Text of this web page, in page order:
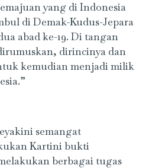
yang di Indonesia
di Demak-Kudus-Jepara
abad ke-19. Di tangan
dirincinya dan
kemudian menjadi milik
semangat
Kartini bukti
berbagai tugas